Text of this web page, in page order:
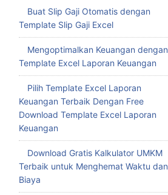
Buat Slip Gaji Otomatis dengan
Template Slip Gaji Excel
Mengoptimalkan Keuangan dengan
Template Excel Laporan Keuangan
Pilih Template Excel Laporan
Keuangan Terbaik Dengan Free
Download Template Excel Laporan
Keuangan
Download Gratis Kalkulator UMKM
Terbaik untuk Menghemat Waktu dan
Biaya